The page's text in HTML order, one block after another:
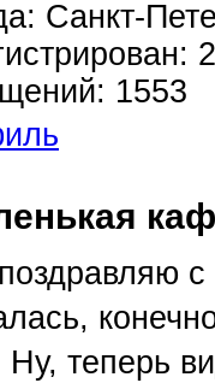
Санкт-
1553
Ну, теперь